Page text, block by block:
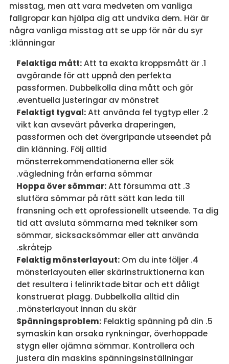
misstag, men att vara medveten om vanliga
fallgropar kan hjälpa dig att undvika dem. Här är
några vanliga misstag att se upp för när du syr
klänningar:
Felaktiga mått:Att ta exakta kroppsmått är
avgörande för att uppnå den perfekta
passformen. Dubbelkolla dina mått och gör
eventuella justeringar av mönstret.
Felaktigt tygval:Att använda fel tygtyp eller
vikt kan avsevärt påverka draperingen,
passformen och det övergripande utseendet på
din klänning. Följ alltid
mönsterrekommendationerna eller sök
vägledning från erfarna sömmar.
Hoppa över sömmar:Att försumma att
slutföra sömmar på rätt sätt kan leda till
fransning och ett oprofessionellt utseende. Ta dig
tid att avsluta sömmarna med tekniker som
sömmar, sicksacksömmar eller att använda
skråtejp.
Felaktig mönsterlayout:Om du inte följer
mönsterlayouten eller skärinstruktionerna kan
det resultera i felinriktade bitar och ett dåligt
konstruerat plagg. Dubbelkolla alltid din
mönsterlayout innan du skär.
Spänningsproblem:Felaktig spänning på din
symaskin kan orsaka rynkningar, överhoppade
stygn eller ojämna sömmar. Kontrollera och
justera din maskins spänningsinställningar